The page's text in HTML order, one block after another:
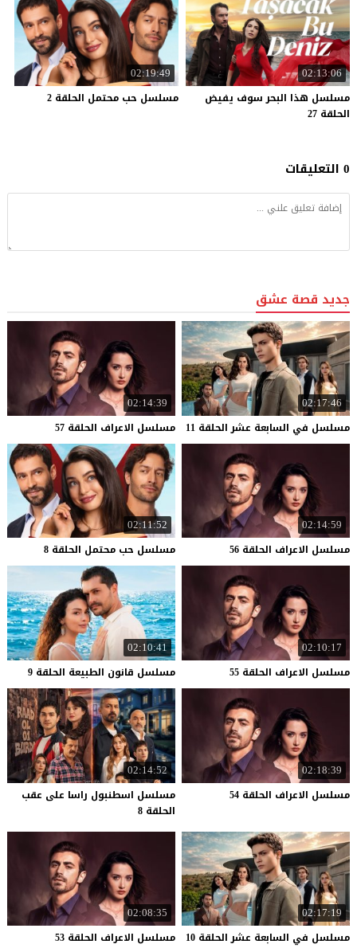
02:13:06
مسلسل هذا البحر سوف يفيض
الحلقة 27
02:19:49
مسلسل حب محتمل الحلقة 2
0 التعليقات
جديد قصة عشق
02:17:46
مسلسل في السابعة عشر الحلقة 11
02:14:39
مسلسل الاعراف الحلقة 57
02:14:59
مسلسل الاعراف الحلقة 56
02:11:52
مسلسل حب محتمل الحلقة 8
02:10:17
مسلسل الاعراف الحلقة 55
02:10:41
مسلسل قانون الطبيعة الحلقة 9
02:18:39
مسلسل الاعراف الحلقة 54
02:14:52
مسلسل اسطنبول راسا على عقب
الحلقة 8
02:17:19
مسلسل في السابعة عشر الحلقة 10
02:08:35
مسلسل الاعراف الحلقة 53